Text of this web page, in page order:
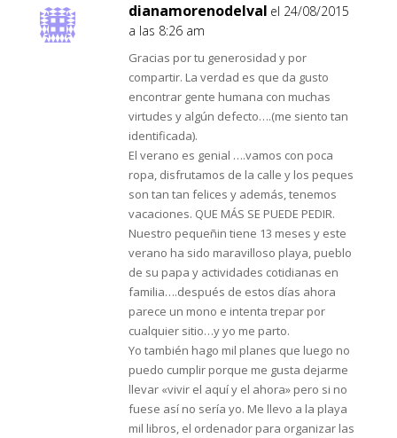
dianamorenodelval el 24/08/2015
a las 8:26 am
Gracias por tu generosidad y por
compartir. La verdad es que da gusto
encontrar gente humana con muchas
virtudes y algún defecto….(me siento tan
identificada).
El verano es genial ….vamos con poca
ropa, disfrutamos de la calle y los peques
son tan tan felices y además, tenemos
vacaciones. QUE MÁS SE PUEDE PEDIR.
Nuestro pequeñin tiene 13 meses y este
verano ha sido maravilloso playa, pueblo
de su papa y actividades cotidianas en
familia….después de estos días ahora
parece un mono e intenta trepar por
cualquier sitio…y yo me parto.
Yo también hago mil planes que luego no
puedo cumplir porque me gusta dejarme
llevar «vivir el aquí y el ahora» pero si no
fuese así no sería yo. Me llevo a la playa
mil libros, el ordenador para organizar las